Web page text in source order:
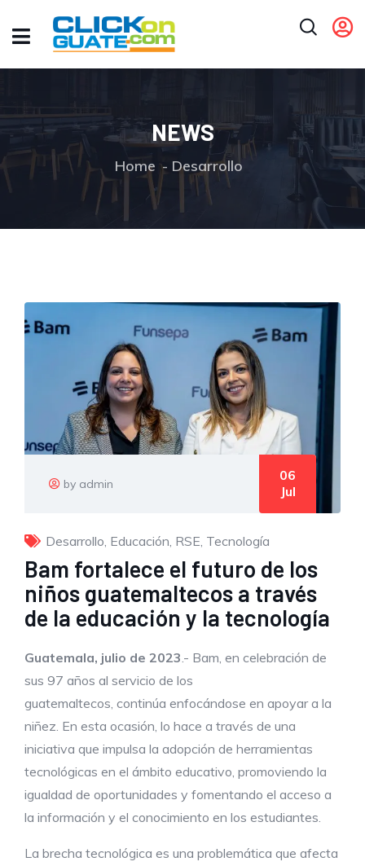
NEWS
Home Desarrollo
by admin
06
Jul
Desarrollo Educación RSE Tecnología
Bam fortalece el futuro de los
niños guatemaltecos a través
de la educación y la tecnología
Guatemala, julio de 2023 .- Bam, en celebración de
sus 97 años al servicio de los
guatemaltecos, continúa enfocándose en apoyar a la
niñez. En esta ocasión, lo hace a través de una
iniciativa que impulsa la adopción de herramientas
tecnológicas en el ámbito educativo, promoviendo la
igualdad de oportunidades y fomentando el acceso a
la información y el conocimiento en los estudiantes.
La brecha tecnológica es una problemática que afecta